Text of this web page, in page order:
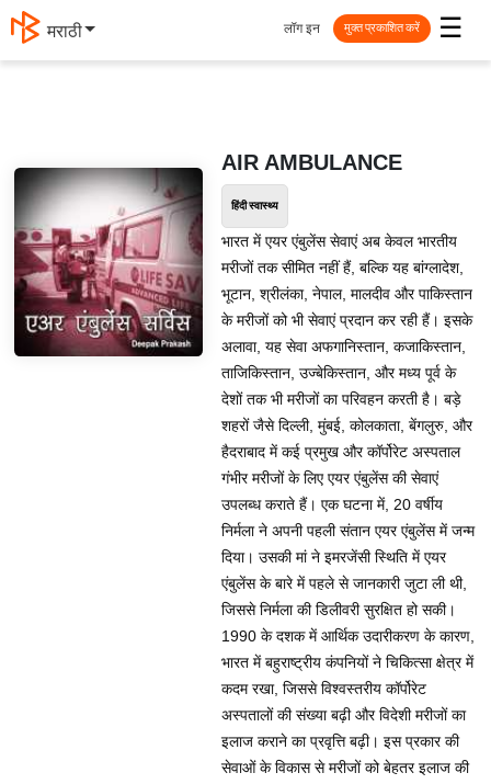
தமிழ் ☰
लॉग इन मुक्त प्रकाशित करें
AIR AMBULANCE
हिंदी स्वास्थ्य
भारत में एयर एंबुलेंस सेवाएं अब केवल भारतीय
मरीजों तक सीमित नहीं हैं, बल्कि यह बांग्लादेश,
भूटान, श्रीलंका, नेपाल, मालदीव और पाकिस्तान
के मरीजों को भी सेवाएं प्रदान कर रही हैं। इसके
अलावा, यह सेवा अफगानिस्तान, कजाकिस्तान,
ताजिकिस्तान, उज्बेकिस्तान, और मध्य पूर्व के
देशों तक भी मरीजों का परिवहन करती है। बड़े
शहरों जैसे दिल्ली, मुंबई, कोलकाता, बेंगलुरु, और
हैदराबाद में कई प्रमुख और कॉर्पोरेट अस्पताल
गंभीर मरीजों के लिए एयर एंबुलेंस की सेवाएं
उपलब्ध कराते हैं। एक घटना में, 20 वर्षीय
निर्मला ने अपनी पहली संतान एयर एंबुलेंस में जन्म
दिया। उसकी मां ने इमरजेंसी स्थिति में एयर
एंबुलेंस के बारे में पहले से जानकारी जुटा ली थी,
जिससे निर्मला की डिलीवरी सुरक्षित हो सकी।
1990 के दशक में आर्थिक उदारीकरण के कारण,
भारत में बहुराष्ट्रीय कंपनियों ने चिकित्सा क्षेत्र में
कदम रखा, जिससे विश्वस्तरीय कॉर्पोरेट
अस्पतालों की संख्या बढ़ी और विदेशी मरीजों का
इलाज कराने का प्रवृत्ति बढ़ी। इस प्रकार की
सेवाओं के विकास से मरीजों को बेहतर इलाज की